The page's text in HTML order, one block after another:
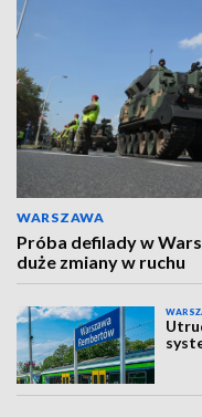
WARSZAWA
Próba defilady w
duże zmiany w ruchu